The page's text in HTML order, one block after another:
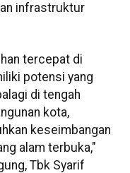
infrastruktur
tercepat di
potensi yang
di tengah
kota,
keseimbangan
alam terbuka,"
Tbk Syarif